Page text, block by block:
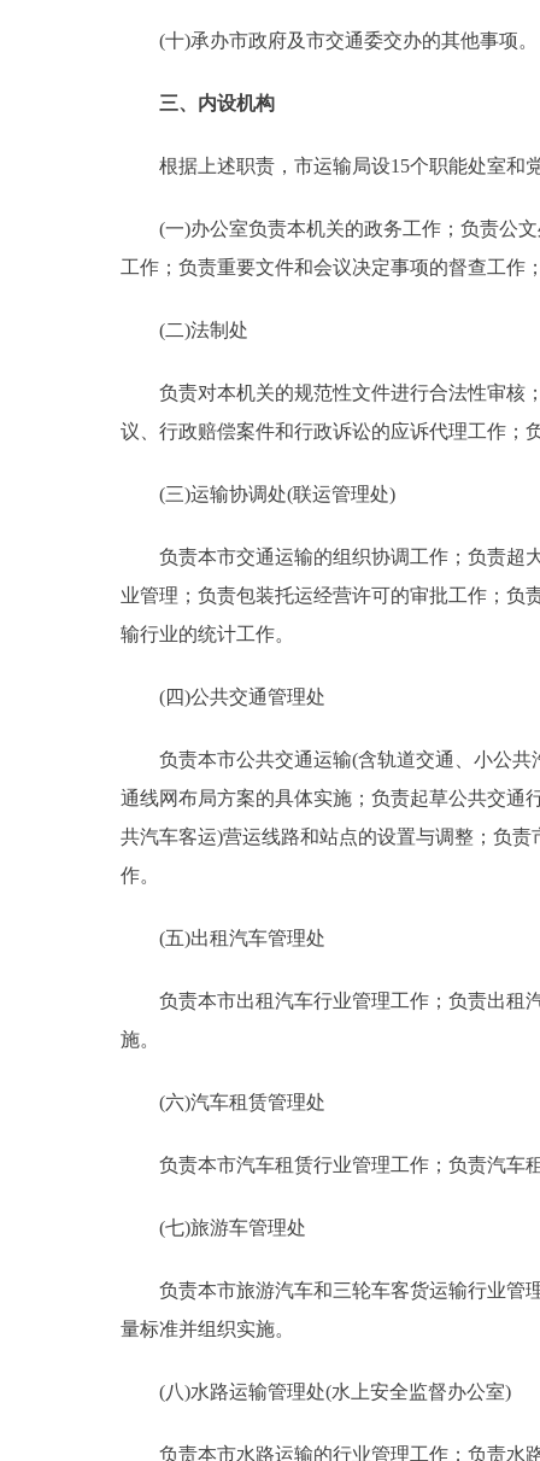
(十)承办市政府及市交通委交办的其他事项。
三、内设机构
根据上述职责，市运输局设15个职能处室和
(一)办公室负责本机关的政务工作；负责公文
工作；负责重要文件和会议决定事项的督查工作
(二)法制处
负责对本机关的规范性文件进行合法性审核；
议、行政赔偿案件和行政诉讼的应诉代理工作；
(三)运输协调处(联运管理处)
负责本市交通运输的组织协调工作；负责超大
业管理；负责包装托运经营许可的审批工作；负
输行业的统计工作。
(四)公共交通管理处
负责本市公共交通运输(含轨道交通、小公共
通线网布局方案的具体实施；负责起草公共交通
共汽车客运)营运线路和站点的设置与调整；负
作。
(五)出租汽车管理处
负责本市出租汽车行业管理工作；负责出租汽
施。
(六)汽车租赁管理处
负责本市汽车租赁行业管理工作；负责汽车租
(七)旅游车管理处
负责本市旅游汽车和三轮车客货运输行业管理
量标准并组织实施。
(八)水路运输管理处(水上安全监督办公室)
负责本市水路运输的行业管理工作；负责水路